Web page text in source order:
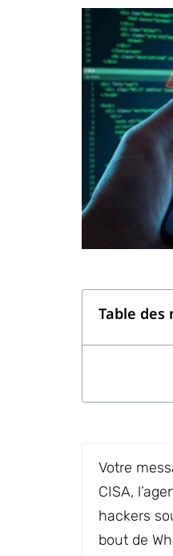
Table des
Votre
CISA,
hackers
bout de